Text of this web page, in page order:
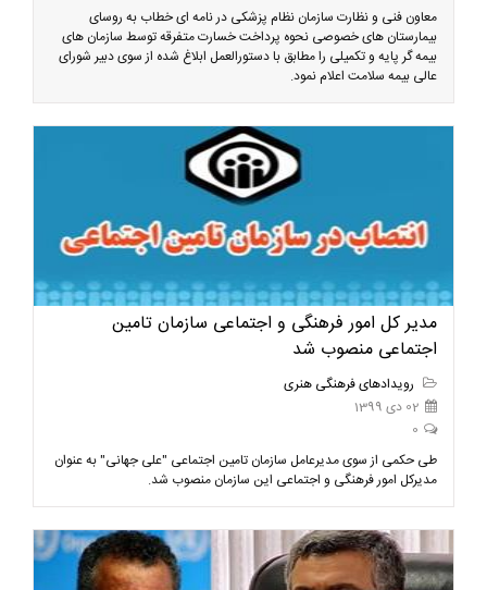
معاون فنی و نظارت سازمان نظام پزشکی در نامه ای خطاب به روسای
بیمارستان های خصوصی نحوه پرداخت خسارت متفرقه توسط سازمان های
بیمه گر پایه و تکمیلی را مطابق با دستورالعمل ابلاغ شده از سوی دبیر شورای
عالی بیمه سلامت اعلام نمود.
مدیر کل امور فرهنگی و اجتماعی سازمان تامین
اجتماعی منصوب شد
رویدادهای فرهنگی هنری
02 دی 1399
0
طی حکمی از سوی مدیرعامل سازمان تامین اجتماعی "علی جهانی" به عنوان
مدیرکل امور فرهنگی و اجتماعی این سازمان منصوب شد.